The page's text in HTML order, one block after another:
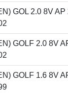
GOL 2.0 8V AP
GOLF 2.0 8V
GOLF 1.6 8V